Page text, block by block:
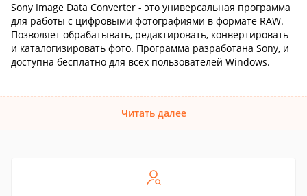
Sony Image Data Converter - это универсальная программа
для работы с цифровыми фотографиями в формате RAW.
Позволяет обрабатывать, редактировать, конвертировать
и каталогизировать фото. Программа разработана Sony, и
доступна бесплатно для всех пользователей Windows.
Читать далее